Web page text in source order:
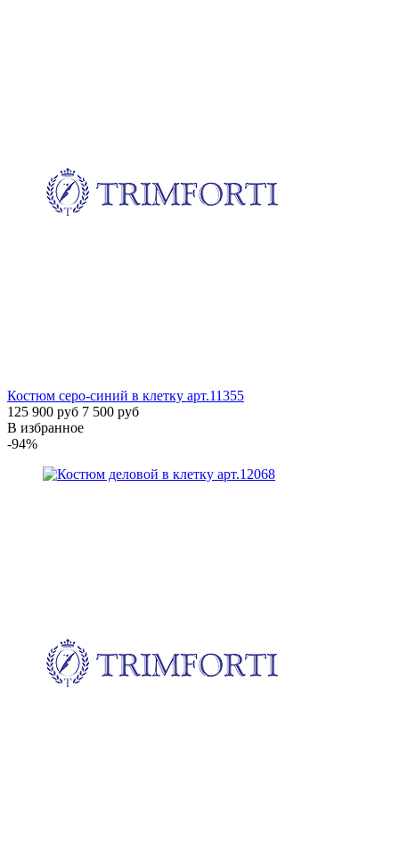
Костюм серо-синий в клетку арт.11355
125 900 руб 7 500 руб
В избранное
-94%